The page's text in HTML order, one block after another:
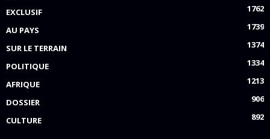
EXCLUSIF
1762
AU PAYS
1739
SUR LE TERRAIN
1374
POLITIQUE
1334
AFRIQUE
1213
DOSSIER
906
CULTURE
892